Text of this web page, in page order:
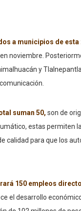
a municipios de esta
noviembre.
y
suman 50, son de
estas permiten
calidad para que los
150 empleos
el desarrollo económico